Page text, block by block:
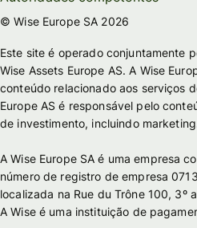
© Wise Europe SA 2026
Este site é operado conjuntamente
Wise Assets Europe AS. A Wise
conteúdo relacionado aos serviços
Europe AS é responsável pelo
de investimento, incluindo
A Wise Europe SA é uma empresa
número de registro de empresa
localizada na Rue du Trône 100, 3º
A Wise é uma instituição de